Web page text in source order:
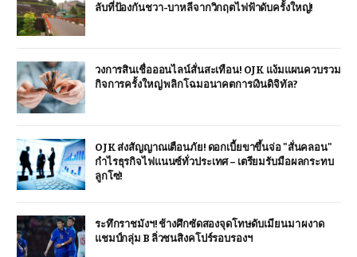
ลับที่ป้องกันชวา-บาหลีจากวิกฤตไฟฟ้าดับครั้งใหญ่!
วงการสินเชื่อออนไลน์สั่นสะเทือน! OJK แง้มแผนควบรวม
กิจการครั้งใหญ่ พลิกโฉมอนาคตการเงินดิจิทัล?
OJK ส่งสัญญาณเตือนภัย! ดอกเบี้ยขาขึ้นจ่อ "สั่นคลอน"
กำไรธุรกิจไฟแนนซ์ทั่วประเทศ – เตรียมรับมือผลกระทบ
ลูกโซ่!
ระทึกราชมังฯ! ช้างศึกซัดสองจุดโทษดับเมียนมา ผงาด
แชมป์กลุ่ม B ลิ่วชนสิงคโปร์รอบรองฯ